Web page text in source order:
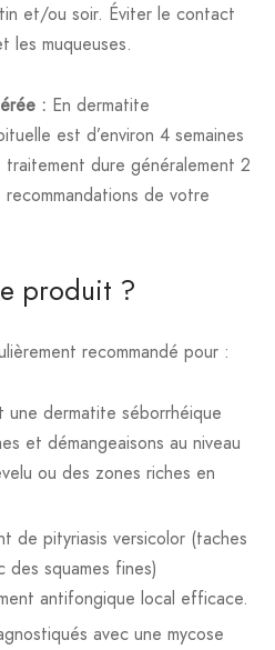
et/ou soir. Éviter le contact
les muqueuses.
: En dermatite
est d’environ 4 semaines
dure généralement 2
de votre
produit ?
recommandé pour :
dermatite séborrhéique
et démangeaisons au niveau
ou des zones riches en
de pityriasis versicolor (taches
des squames fines)
antifongique local efficace.
avec une mycose